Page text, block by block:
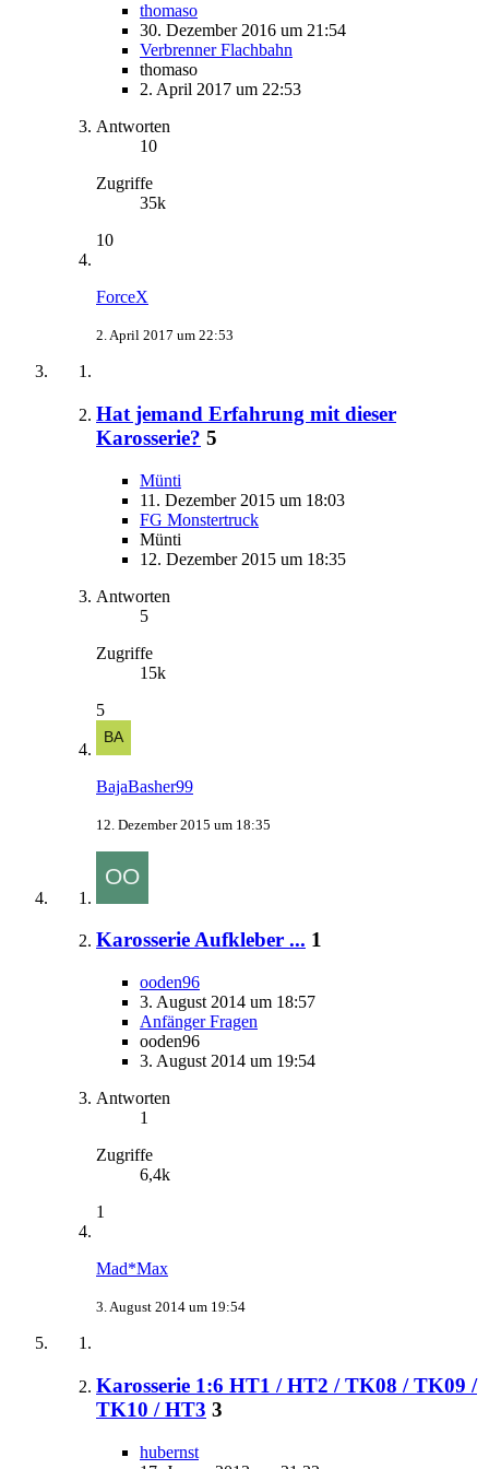
thomaso
30. Dezember 2016 um 21:54
Verbrenner Flachbahn
thomaso
2. April 2017 um 22:53
Antworten
10
Zugriffe
35k
10
ForceX
2. April 2017 um 22:53
Hat jemand Erfahrung mit dieser
Karosserie? 5
Münti
11. Dezember 2015 um 18:03
FG Monstertruck
Münti
12. Dezember 2015 um 18:35
Antworten
5
Zugriffe
15k
5
BajaBasher99
12. Dezember 2015 um 18:35
Karosserie Aufkleber ... 1
ooden96
3. August 2014 um 18:57
Anfänger Fragen
ooden96
3. August 2014 um 19:54
Antworten
1
Zugriffe
6,4k
1
Mad*Max
3. August 2014 um 19:54
Karosserie 1:6 HT1 / HT2 / TK08 / TK09 /
TK10 / HT3 3
hubernst